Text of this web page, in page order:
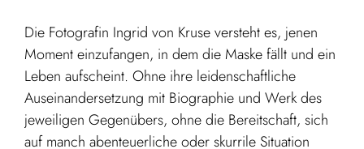
Die Fotografin Ingrid von Kruse versteht es, jenen
Moment einzufangen, in dem die Maske fällt und ein
Leben aufscheint. Ohne ihre leidenschaftliche
Auseinandersetzung mit Biographie und Werk des
jeweiligen Gegenübers, ohne die Bereitschaft, sich
auf manch abenteuerliche oder skurrile Situation